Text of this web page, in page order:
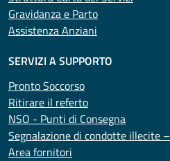
Gravidanza e Parto
Assistenza Anziani
SERVIZI A SUPPORTO
Pronto Soccorso
Ritirare il referto
NSO - Punti di Consegna
Segnalazione di condotte illecite
Area fornitori